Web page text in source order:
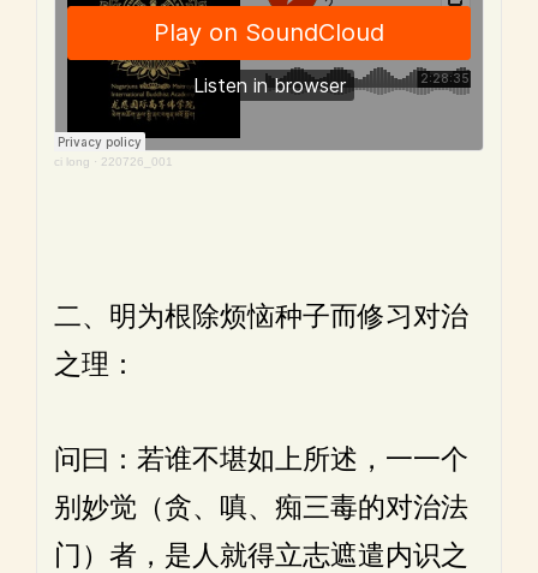
ci long · 220726_001
二、明为根除烦恼种子而修习对治
之理：
问曰：若谁不堪如上所述，一一个
别妙觉（贪、嗔、痴三毒的对治法
门）者，是人就得立志遮遣内识之